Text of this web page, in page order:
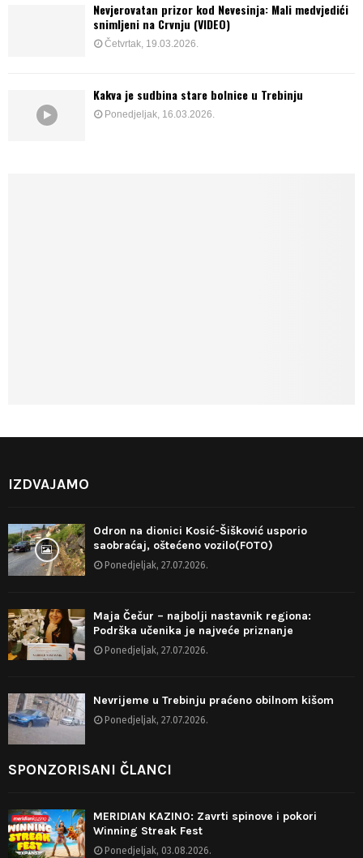
Nevjerovatan prizor kod Nevesinja: Mali medvjedići
snimljeni na Crvnju (VIDEO)
Četvrtak, 19.03.2026.
Kakva je sudbina stare bolnice u Trebinju
Ponedjeljak, 16.03.2026.
IZDVAJAMO
Odron na dionici Kosić-Šišković usporio
saobraćaj, oštećeno vozilo(FOTO)
Ponedjeljak, 27.07.2026.
Maja Čečur – najbolji nastavnik regiona:
Podrška učenika je najveće priznanje
Ponedjeljak, 27.07.2026.
Nevrijeme u Trebinju praćeno obilnom kišom
Ponedjeljak, 27.07.2026.
SPONZORISANI ČLANCI
MERIDIAN KAZINO: Zavrti spinove i pokori
Winning Streak Fest
Ponedjeljak, 03.08.2026.